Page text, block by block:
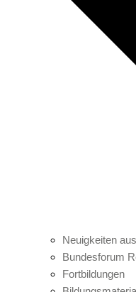
Neuigkeiten
Bundesforum
Fortbildungen